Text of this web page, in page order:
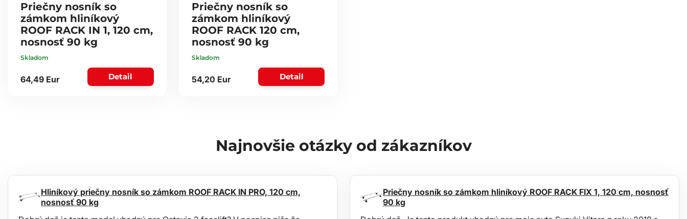
Priečny nosník so
zámkom hliníkový
ROOF RACK IN 1, 120 cm,
nosnosť 90 kg
Skladom
64,49 Eur Detail
Priečny nosník so
zámkom hliníkový
ROOF RACK 120 cm,
nosnosť 90 kg
Skladom
54,20 Eur Detail
Najnovšie otázky od zákazníkov
Hliníkový priečny nosník so zámkom ROOF RACK IN PRO, 120 cm,
nosnosť 90 kg
Priečny nosník so zámkom hliníkový ROOF RACK FIX 1, 120 cm, nosnosť
90 kg